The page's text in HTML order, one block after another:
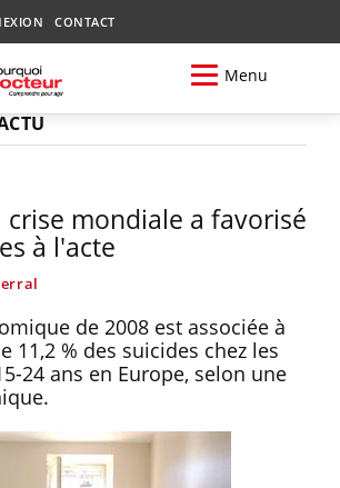
CONTACT
Menu
crise mondiale a favorisé
à l'acte
de 2008 est associée à
11,2 % des suicides chez les
24 ans en Europe, selon une